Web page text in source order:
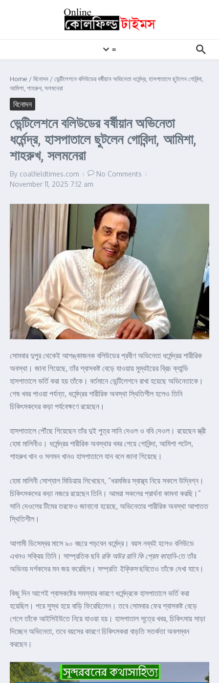
≡
Home /বিনোদন /ভেন্টিলেশনে বলিউডের বর্ষীয়ান অভিনেতা ধর্মেন্দ্র, হাসপাতালে ছুটলেন গোবিন্দা,
আমিশা, শাহরুখ, সলমনেরা
বিনোদন
ভেন্টিলেশনে বলিউডের বর্ষীয়ান অভিনেতা
ধর্মেন্দ্র, হাসপাতালে ছুটলেন গোবিন্দা, আমিশা,
শাহরুখ, সলমনেরা
By coalfieldtimes.com
No Comments
November 11, 2025 7:12 am
সোমবার দুপুর থেকেই আশঙ্কাজনক বলিউডের প্রবীণ অভিনেতা ধর্মেন্দ্রর শারীরিক
অবস্থা। জানা গিয়েছে, তাঁর শ্বাসকষ্ট বেড়ে যাওয়ায় মুম্বইয়ের ব্রিচ ক্যান্ডি
হাসপাতালে ভর্তি করা হয় তাঁকে। বর্তমানে ভেন্টিলেশনে রাখা হয়েছে অভিনেতাকে।
শেষ খবর পাওয়া পর্যন্ত, ধর্মেন্দ্রর শারীরিক অবস্থা স্থিতিশীল হলেও তিনি
চিকিৎসকদের কড়া পর্যবেক্ষণে রয়েছেন।
হাসপাতালে পৌঁছে গিয়েছেন তাঁর দুই পুত্র সানি দেওল ও ববি দেওল। রয়েছেন স্ত্রী
হেমা মালিনীও। ধর্মেন্দ্রর শারীরিক অবস্থার খবর পেয়ে গোবিন্দা, আমিশা পটেল,
শাহরুখ খান ও সলমন খানও হাসপাতালে যান বলে জানা গিয়েছে।
হেমা মালিনী সোশ্যাল মিডিয়ায় লিখেছেন, “ধরমজির স্বাস্থ্য নিয়ে সকলে উদ্বিগ্ন।
চিকিৎসকদের কড়া নজরে রয়েছেন তিনি। আমরা সকলের প্রার্থনা কামনা করছি।”
সানি দেওলের টিমের তরফেও জানানো হয়েছে, অভিনেতার শারীরিক অবস্থা আপাতত
স্থিতিশীল।
আগামী ডিসেম্বর মাসে ৯০ বছরে পড়বেন ধর্মেন্দ্র। বয়স নব্বই হলেও বলিউডে
এখনও সক্রিয় তিনি। সাম্প্রতিক ছবি রকি অউর রানি কি প্রেম কাহানি-তে তাঁর
অভিনয় দর্শকদের মন জয় করেছিল। সম্প্রতি ইক্কিসছবিতেও তাঁকে দেখা যাবে।
কিছু দিন আগেই শ্বাসকষ্টের সমস্যার কারণে ধর্মেন্দ্রকে হাসপাতালে ভর্তি করা
হয়েছিল। পরে সুস্থ হয়ে বাড়ি ফিরেছিলেন। তবে সোমবার ফের শ্বাসকষ্ট বেড়ে
গেলে তাঁকে আইসিইউতে নিয়ে যাওয়া হয়। হাসপাতাল সূত্রে খবর, চিকিৎসায় সাড়া
দিচ্ছেন অভিনেতা, তবে বয়সের কারণে চিকিৎসকরা বাড়তি সতর্কতা অবলম্বন
করছেন।